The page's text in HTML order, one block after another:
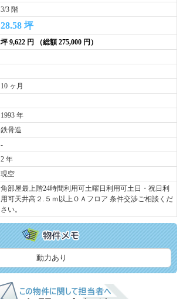
3/3 階
28.58 坪
坪 9,622 円 （総額 275,000 円）
10 ヶ月
1993 年
鉄骨造
-
2 年
現空
角部屋最上階24時間利用可土曜日利用可土日・祝日利
用可天井高２.５ｍ以上ＯＡフロア 条件交渉ご相談くだ
さい。
動力あり